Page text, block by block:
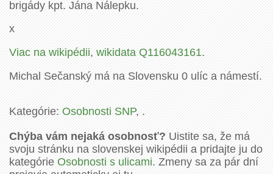
brigády kpt. Jána Nálepku.
x
Viac na wikipédii,wikidata Q116043161.
Michal Sečanský má na Slovensku 0 ulíc a námestí.
Kategórie:Osobnosti SNP, .
Chýba vám nejaká osobnosť?Uistite sa, že má
svoju stránku na slovenskej wikipédii a pridajte ju do
kategórieOsobnosti s ulicami. Zmeny sa za pár dní